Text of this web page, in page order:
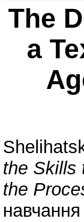
The
a
the Skills
the